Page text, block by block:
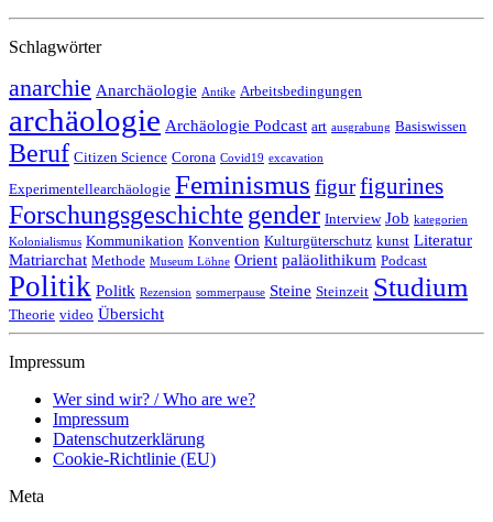
Schlagwörter
anarchie Anarchäologie Antike Arbeitsbedingungen
archäologie Archäologie Podcast art ausgrabung Basiswissen
Beruf Citizen Science Corona Covid19 excavation
Experimentellearchäologie Feminismus figurfigurines
Forschungsgeschichte gender Interview Job kategorien
Kolonialismus Kommunikation Konvention Kulturgüterschutz kunst Literatur
Matriarchat Methode Museum Löhne Orient paläolithikum Podcast
Politik Politk Rezension sommerpause Steine Steinzeit Studium
Theorie video Übersicht
Impressum
Wer sind wir? / Who are we?
Impressum
Datenschutzerklärung
Cookie-Richtlinie (EU)
Meta